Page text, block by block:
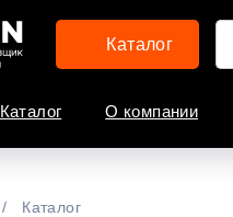
Каталог
Каталог О компании
/ Каталог